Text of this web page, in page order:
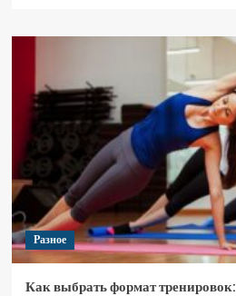
Разное
Как выбрать формат